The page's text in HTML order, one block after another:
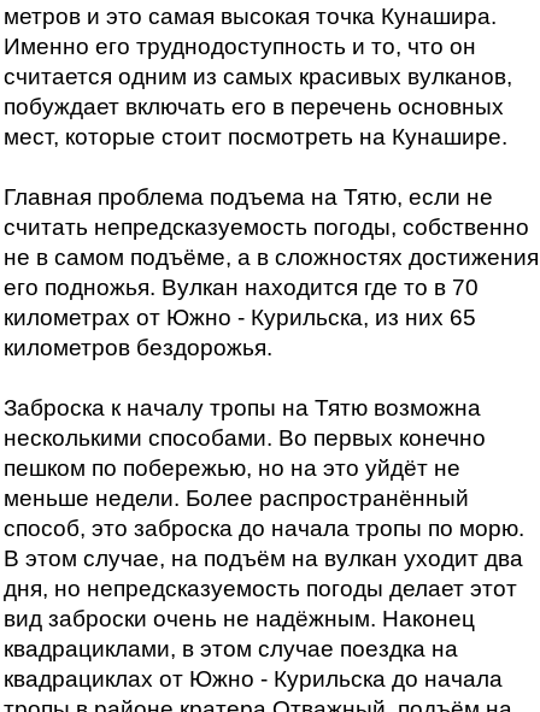
метров и это самая высокая точка Кунашира.
Именно его труднодоступность и то, что он
считается одним из самых красивых вулканов,
побуждает включать его в перечень основных
мест, которые стоит посмотреть на Кунашире.
Главная проблема подъема на Тятю, если не
считать непредсказуемость погоды, собственно
не в самом подъёме, а в сложностях достижения
его подножья. Вулкан находится где то в 70
километрах от Южно - Курильска, из них 65
километров бездорожья.
Заброска к началу тропы на Тятю возможна
несколькими способами. Во первых конечно
пешком по побережью, но на это уйдёт не
меньше недели. Более распространённый
способ, это заброска до начала тропы по морю.
В этом случае, на подъём на вулкан уходит два
дня, но непредсказуемость погоды делает этот
вид заброски очень не надёжным. Наконец
квадрациклами, в этом случае поездка на
квадрациклах от Южно - Курильска до начала